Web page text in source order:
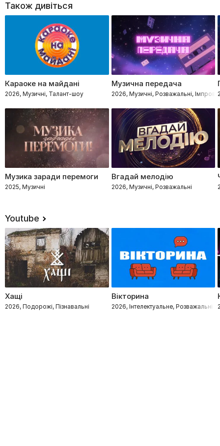
Також дивіться
Караоке на майдані
2026, Музичні, Талант-шоу
Музична передача
2026, Музичні, Розважальні,
Музика заради перемоги
2025, Музичні
Вгадай мелодію
2026, Музичні, Розважальні
Youtube
Хащі
2026, Подорожі, Пізнавальні
Вікторина
2026, Інтелектуальне, Розважальні